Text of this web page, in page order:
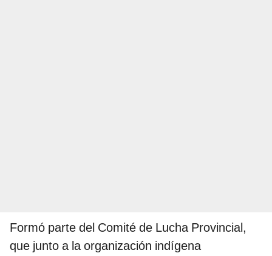
Formó parte del Comité de Lucha Provincial,
que junto a la organización indígena